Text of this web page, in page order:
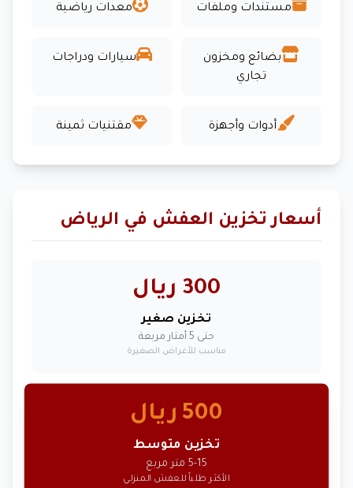
مستندات وملفات معدات رياضية
بضائع ومخزون
تجاري
سيارات ودراجات
أدوات وأجهزة مقتنيات ثمينة
أسعار تخزين العفش في الرياض
300 ريال
تخزين صغير
حتى 5 أمتار مربعة
مناسب للأغراض الصغيرة
500 ريال
تخزين متوسط
5-15 متر مربع
الأكثر طلباً للعفش المنزلي